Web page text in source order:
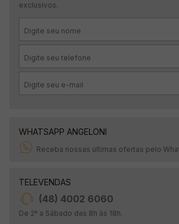
exclusivos.
WHATSAPP ANGELONI
Receba nossas últimas ofertas pelo
TELEVENDAS
(48) 4002 6060
De 2ª a Sábado das 8h às 18h.